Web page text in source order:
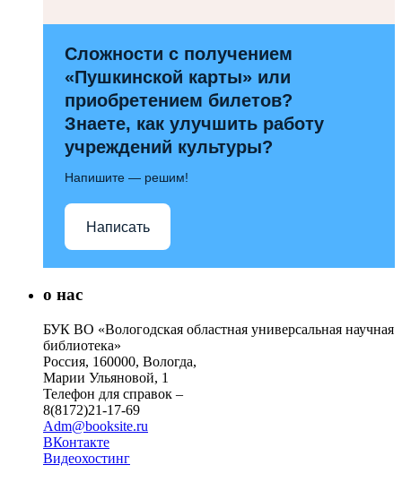
Сложности с получением
«Пушкинской карты» или
приобретением билетов?
Знаете, как улучшить работу
учреждений культуры?
Напишите — решим!
Написать
о нас
БУК ВО «Вологодская областная универсальная научная
библиотека»
Россия, 160000, Вологда,
Марии Ульяновой, 1
Телефон для справок –
8(8172)21-17-69
Adm@booksite.ru
ВКонтакте
Видеохостинг